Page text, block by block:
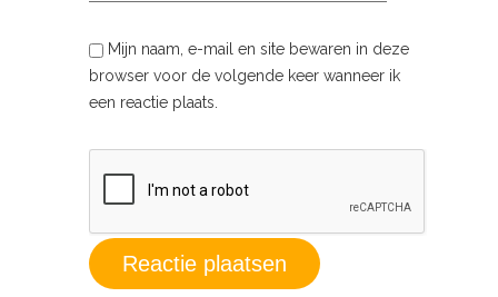
Mijn naam, e-mail en site bewaren in deze
browser voor de volgende keer wanneer ik
een reactie plaats.